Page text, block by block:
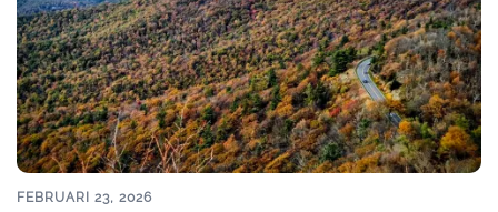
FEBRUARI 23, 2026